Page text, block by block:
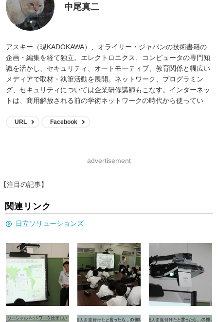
中尾真二
アスキー（現KADOKAWA）、オライリー・ジャパンの技術書籍の
企画・編集を経て独立。エレクトロニクス、コンピュータの専門知
識を活かし、セキュリティ、オートモーティブ、教育関係と幅広い
メディアで取材・執筆活動を展開。ネットワーク、プログラミン
グ、セキュリティについては企業研修講師もこなす。インターネッ
トは、商用解放される前の学術ネットワークの時代から使ってい
URL Facebook
advertisement
【注目の記事】
関連リンク
日立ソリューションズ